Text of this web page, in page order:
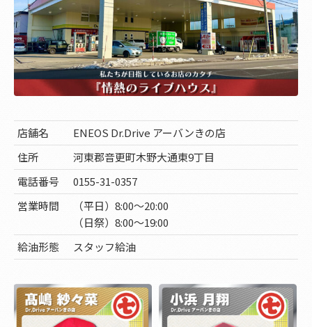
店舗名
ENEOS Dr.Drive アーバンきの店
住所
河東郡音更町木野大通東9丁目
電話番号
0155-31-0357
営業時間
（平日）8:00～20:00
（日祭）8:00～19:00
給油形態
スタッフ給油